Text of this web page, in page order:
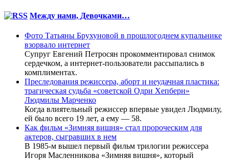
Между нами, Девочками…
Фото Татьяны Брухуновой в прошлогоднем купальнике
взорвало интернет
Супруг Евгений Петросян прокомментировал снимок
сердечком, а интернет-пользователи рассыпались в
комплиментах.
Преследования режиссера, аборт и неудачная пластика:
трагическая судьба «советской Одри Хепберн»
Людмилы Марченко
Когда влиятельный режиссер впервые увидел Людмилу,
ей было всего 19 лет, а ему — 58.
Как фильм «Зимняя вишня» стал пророческим для
актеров, сыгравших в нем
В 1985-м вышел первый фильм трилогии режиссера
Игоря Масленникова «Зимняя вишня», который